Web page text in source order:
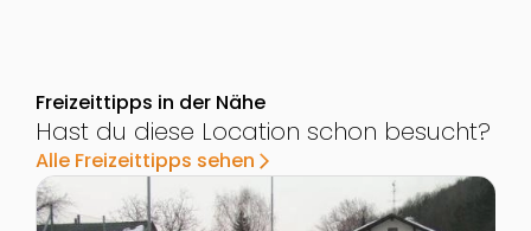
Freizeittipps in der Nähe
Hast du diese Location schon besucht?
Alle Freizeittipps sehen arrow_forward_ios
Zur Detailseite von Kunsteislaufplatz Gloggnitz